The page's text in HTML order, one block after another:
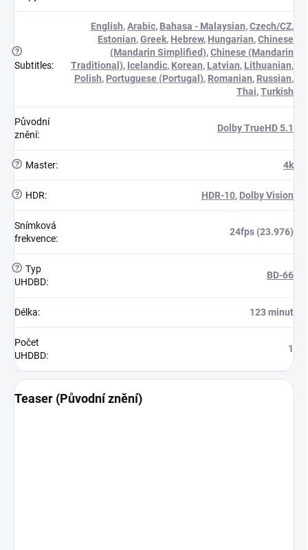
?
Subtitles:
English,Arabic, Bahasa - Malaysian,Czech/CZ,
Estonian,Greek, Hebrew, Hungarian,Chinese
(Mandarin Simplified),Chinese (Mandarin
Traditional), Icelandic, Korean, Latvian, Lithuanian,
Polish, Portuguese (Portugal), Romanian, Russian,
Thai,Turkish
Původní
znění:
Dolby TrueHD 5.1
? Master: 4k
? HDR: HDR-10, Dolby Vision
Snímková
frekvence:
24fps (23.976)
? Typ
UHDBD:
BD-66
Délka: 123 minut
Počet
UHDBD:
1
Teaser (Původní znění)